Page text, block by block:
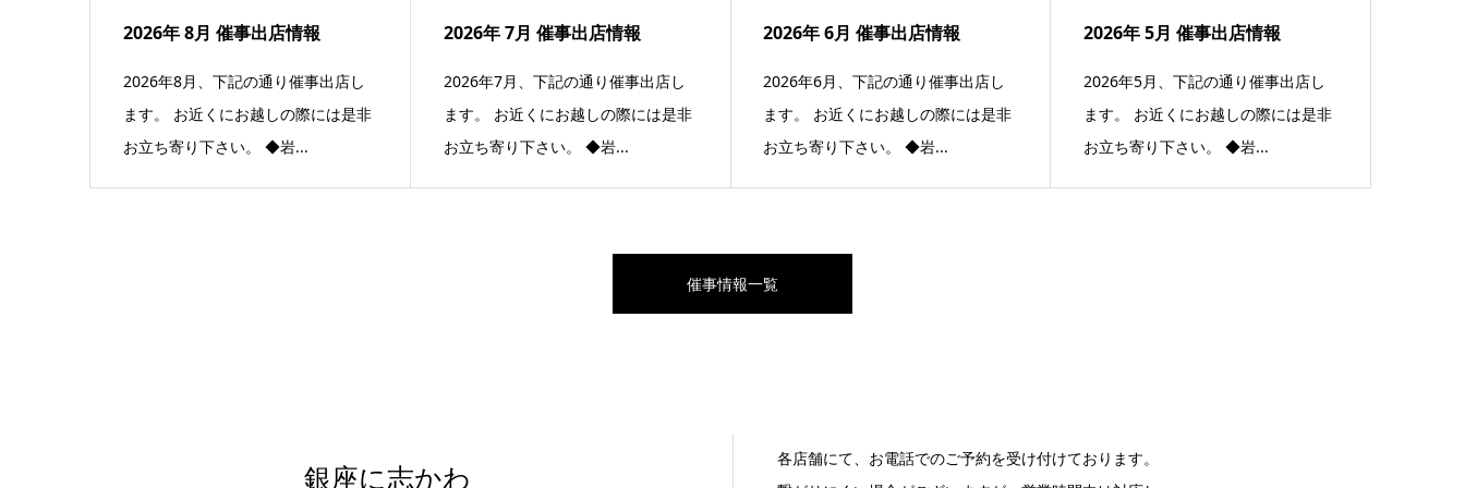
2026年 8月 催事出店情報
2026年8月、下記の通り催事出店し
ます。 お近くにお越しの際には是非
お立ち寄り下さい。 ◆岩...
2026年 7月 催事出店情報
2026年7月、下記の通り催事出店し
ます。 お近くにお越しの際には是非
お立ち寄り下さい。 ◆岩...
2026年 6月 催事出店情報
2026年6月、下記の通り催事出店し
ます。 お近くにお越しの際には是非
お立ち寄り下さい。 ◆岩...
2026年 5月 催事出店情報
2026年5月、下記の通り催事出店し
ます。 お近くにお越しの際には是非
お立ち寄り下さい。 ◆岩...
催事情報一覧
銀座に志かわ
各店舗にて、お電話でのご予約を受け付けております。